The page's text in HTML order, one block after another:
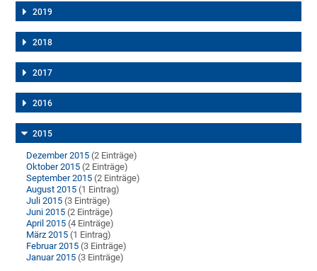
2019
2018
2017
2016
2015
Dezember 2015 (2 Einträge)
Oktober 2015 (2 Einträge)
September 2015 (2 Einträge)
August 2015 (1 Eintrag)
Juli 2015 (3 Einträge)
Juni 2015 (2 Einträge)
April 2015 (4 Einträge)
März 2015 (1 Eintrag)
Februar 2015 (3 Einträge)
Januar 2015 (3 Einträge)